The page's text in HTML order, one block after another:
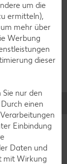
um die
ermitteln),
mehr über
Werbung
dieser
Sie nur den
einen
Einbindung
Daten und
mit Wirkung